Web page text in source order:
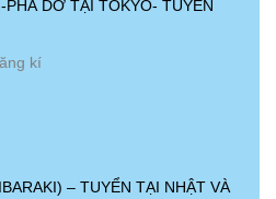
DỠ TẠI TOKYO- TUYỂN
kí
– TUYỂN TẠI NHẬT VÀ